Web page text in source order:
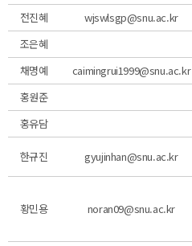
전진혜
wjswlsgp@snu.ac.kr
조은혜
채명예
caimingrui1999@snu.ac.kr
홍원준
홍유담
한규진 gyujinhan@snu.ac.kr
황민용 noran09@snu.ac.kr